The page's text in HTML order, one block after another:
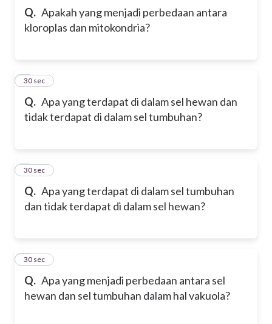
Q. Apakah yang menjadi perbedaan antara
kloroplas dan mitokondria?
Q. Apa yang terdapat di dalam sel hewan dan
tidak terdapat di dalam sel tumbuhan?
5
30 sec
Q. Apa yang terdapat di dalam sel tumbuhan
dan tidak terdapat di dalam sel hewan?
6
30 sec
Q. Apa yang menjadi perbedaan antara sel
hewan dan sel tumbuhan dalam hal vakuola?
7
30 sec